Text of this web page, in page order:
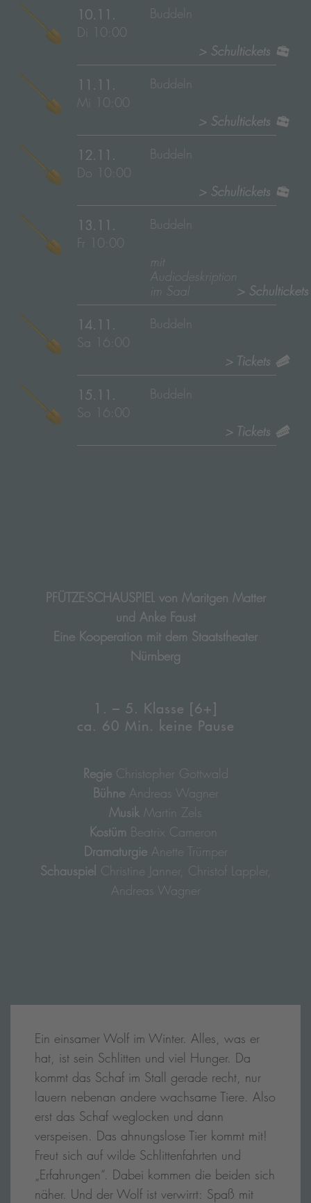
10.11.
Di 10:00
Buddeln
> Schultickets
11.11.
Mi 10:00
Buddeln
> Schultickets
12.11.
Do 10:00
Buddeln
> Schultickets
13.11.
Fr 10:00
Buddeln
mit
Audiodeskription
im Saal
>
14.11.
Sa 16:00
Buddeln
> Tickets
15.11.
So 16:00
Buddeln
> Tickets
PFÜTZE-SCHAUSPIEL von Maritgen Matter
und Anke Faust
Eine Kooperation mit dem Staatstheater
Nürnberg
1. – 5. Klasse [6+]
ca. 60 Min. keine Pause
RegieChristopher Gottwald
BühneAndreas Wagner
Musik Martin Zels
Kostüm Beatrix Cameron
DramaturgieAnette Trümper
Schauspiel Christine Janner, Christof Lappler,
Andreas Wagner
Ein einsamer Wolf im Winter. Alles, was er
hat, ist sein Schlitten und viel Hunger. Da
kommt das Schaf im Stall gerade recht, nur
lauern nebenan andere wachsame Tiere. Also
erst das Schaf weglocken und dann
verspeisen. Das ahnungslose Tier kommt mit!
Freut sich auf wilde Schlittenfahrten und
„Erfahrungen“. Dabei kommen die beiden sich
näher. Und der Wolf ist verwirrt: Spaß mit